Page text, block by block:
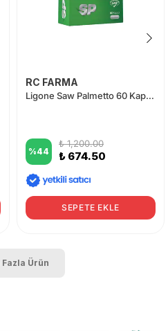
RC FARMA
Ligone Saw Palmetto 60 Kapsül
%44
₺ 1,200.00
₺ 674.50
SEPETE EKLE
Fazla Ürün